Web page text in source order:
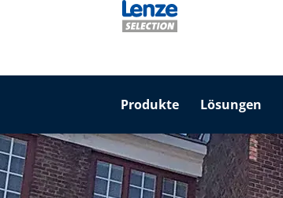
Produkte Lösungen